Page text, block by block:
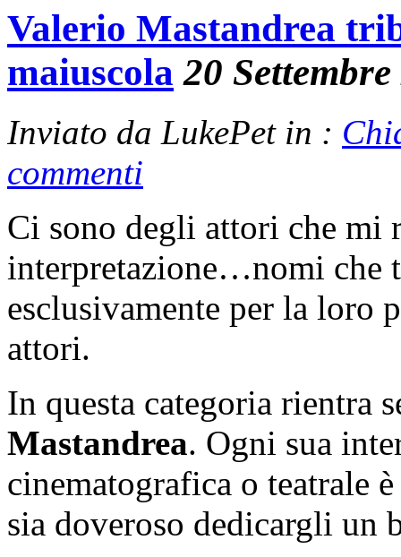
Valerio Mastandrea
maiuscola 20
Inviato da LukePet in :
commenti
Ci sono degli attori che mi
interpretazione…nomi che
esclusivamente per la loro
attori.
In questa categoria rientra
Mastandrea. Ogni sua
cinematografica o teatrale
sia doveroso dedicargli un